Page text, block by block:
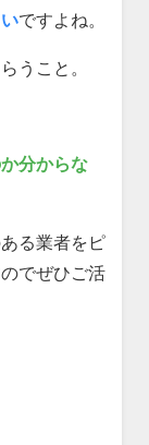
ですよね。
うこと。
分からな
る業者をピ
でぜひご活